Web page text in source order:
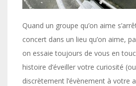
Quand un groupe qu’on aime
concert dans un lieu qu’on aime,
on essaie toujours de vous en
histoire d’éveiller votre curiosité
discrètement l’évènement à votre